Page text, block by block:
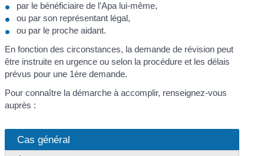
par le bénéficiaire de l'Apa lui-même,
ou par son représentant légal,
ou par le proche aidant.
En fonction des circonstances, la demande de révision peut
être instruite en urgence ou selon la procédure et les délais
prévus pour une 1ère demande.
Pour connaître la démarche à accomplir, renseignez-vous
auprès :
Cas général